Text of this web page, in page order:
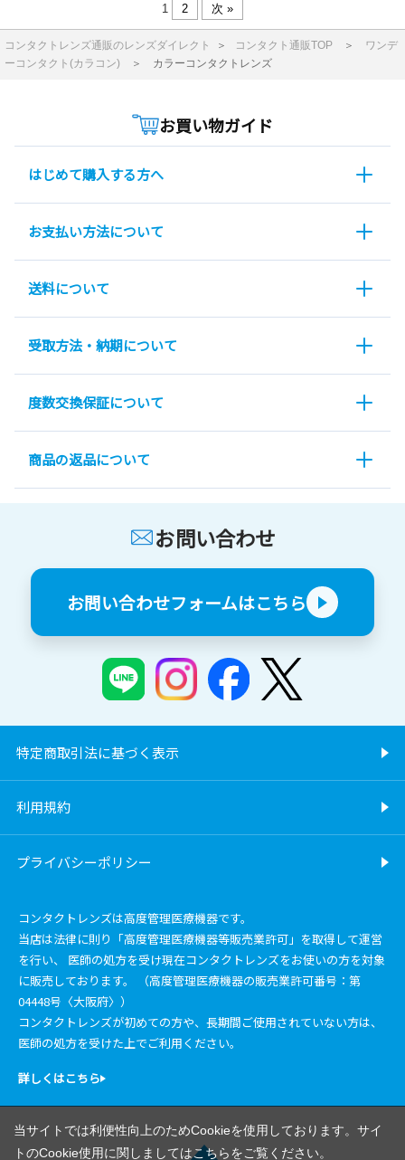
1 2 次 »
コンタクトレンズ通販のレンズダイレクト ＞ コンタクト通販TOP ＞ ワンデ
ーコンタクト(カラコン) ＞ カラーコンタクトレンズ
お買い物ガイド
はじめて購入する方へ
お支払い方法について
送料について
受取方法・納期について
度数交換保証について
商品の返品について
お問い合わせ
お問い合わせフォームはこちら
特定商取引法に基づく表示
利用規約
プライバシーポリシー
コンタクトレンズは高度管理医療機器です。
当店は法律に則り「高度管理医療機器等販売業許可」を取得して運営
を行い、 医師の処方を受け現在コンタクトレンズをお使いの方を対象
に販売しております。 （高度管理医療機器の販売業許可番号：第
04448号〈大阪府〉）
コンタクトレンズが初めての方や、長期間ご使用されていない方は、
医師の処方を受けた上でご利用ください。
詳しくはこちら
当サイトでは利便性向上のためCookieを使用しております。サイ
トのCookie使用に関しましてはこちらをご覧ください。